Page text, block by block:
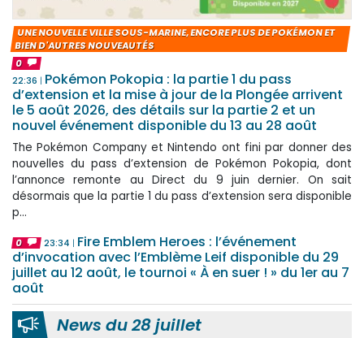
UNE NOUVELLE VILLE SOUS-MARINE, ENCORE PLUS DE POKÉMON ET
BIEN D'AUTRES NOUVEAUTÉS
0
22:36
Pokémon Pokopia : la partie 1 du pass
d’extension et la mise à jour de la Plongée arrivent
le 5 août 2026, des détails sur la partie 2 et un
nouvel événement disponible du 13 au 28 août
The Pokémon Company et Nintendo ont fini par donner des
nouvelles du pass d’extension de Pokémon Pokopia, dont
l’annonce remonte au Direct du 9 juin dernier. On sait
désormais que la partie 1 du pass d’extension sera disponible
p...
0 23:34
Fire Emblem Heroes : l’événement
d’invocation avec l’Emblème Leif disponible du 29
juillet au 12 août, le tournoi « À en suer ! » du 1er au 7
août
News du 28 juillet